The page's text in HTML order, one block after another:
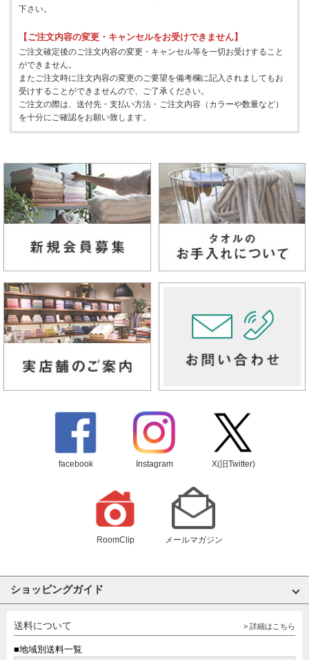
下さい。
【ご注文内容の変更・キャンセルをお受けできません】
ご注文確定後のご注文内容の変更・キャンセル等を一切お受けすること
ができません。
またご注文時に注文内容の変更のご要望を備考欄に記入されましてもお
受けすることができませんので、ご了承ください。
ご注文の際は、送付先・支払い方法・ご注文内容（カラーや数量など）
を十分にご確認をお願い致します。
facebook Instagram X(旧Twitter)
RoomClip メールマガジン
ショッピングガイド
送料について > 詳細はこちら
■地域別送料一覧